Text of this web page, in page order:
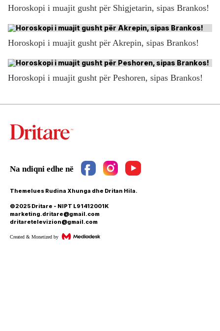
Horoskopi i muajit gusht për Shigjetarin, sipas Brankos!
Horoskopi i muajit gusht për Akrepin, sipas Brankos!
Horoskopi i muajit gusht për Peshoren, sipas Brankos!
Themelues Rudina Xhunga dhe Dritan Hila.
©2025 Dritare - NIPT L91412001K
marketing.dritare@gmail.com
dritaretelevizion@gmail.com
Created & Monetized by